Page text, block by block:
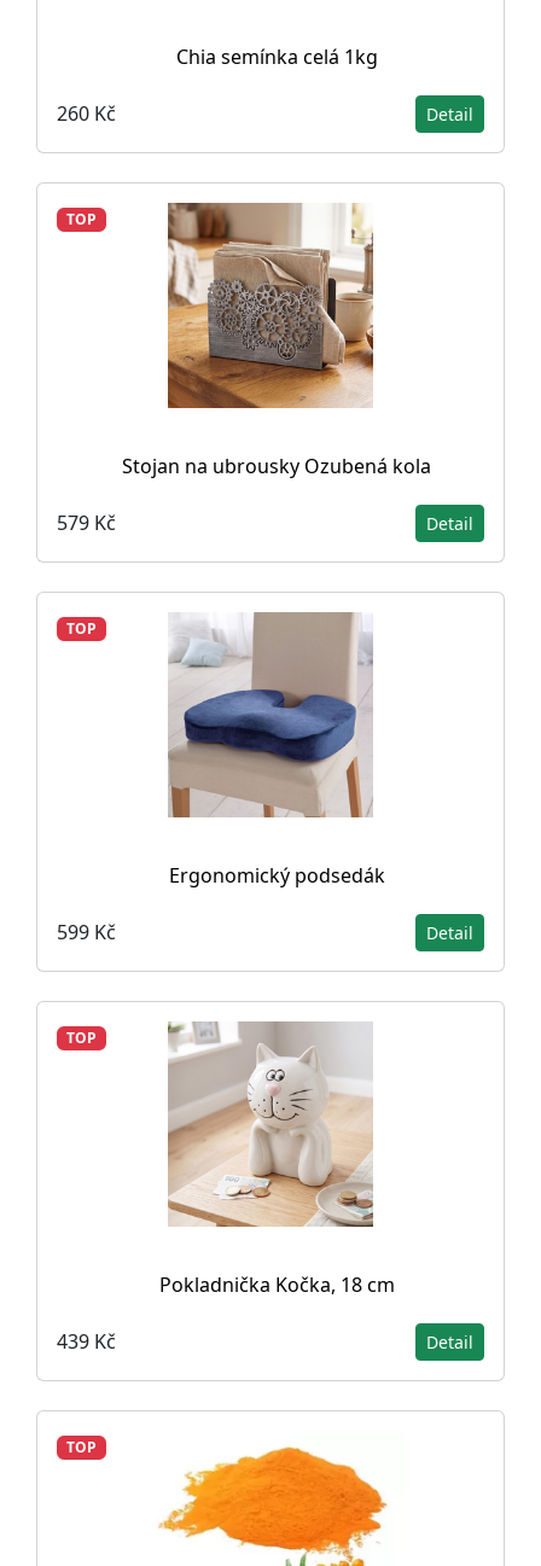
Chia semínka celá 1kg
260 Kč Detail
TOP
Stojan na ubrousky Ozubená kola
579 Kč Detail
TOP
Ergonomický podsedák
599 Kč Detail
TOP
Pokladnička Kočka, 18 cm
439 Kč Detail
TOP